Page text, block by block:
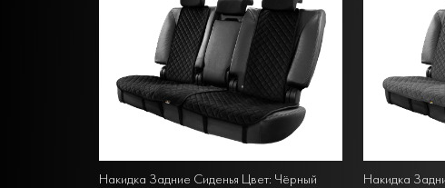
Накидка Задние Сиденья Цвет: Чёрный
Накидка